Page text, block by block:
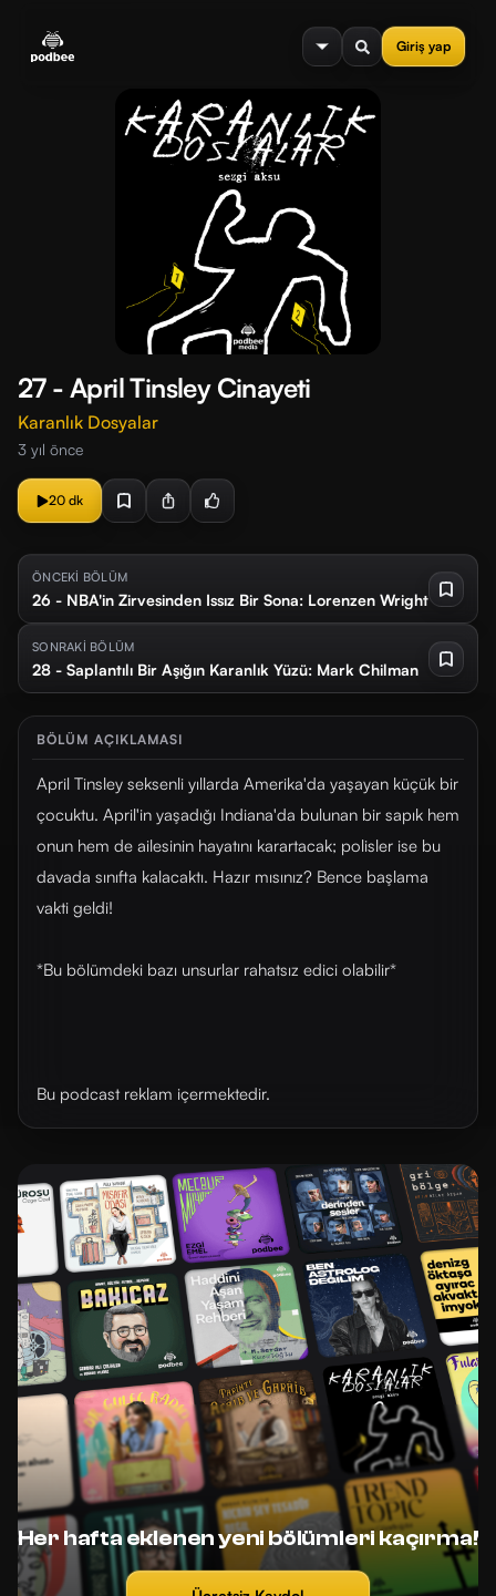
Giriş yap
menu
27 - April Tinsley Cinayeti
Karanlık Dosyalar
3 yıl önce
20 dk
ÖNCEKİ BÖLÜM
26 - NBA'in Zirvesinden Issız Bir Sona: Lorenzen Wright
SONRAKİ BÖLÜM
28 - Saplantılı Bir Aşığın Karanlık Yüzü: Mark Chilman
BÖLÜM AÇIKLAMASI
April Tinsley seksenli yıllarda Amerika'da yaşayan küçük bir
çocuktu. April'in yaşadığı Indiana'da bulunan bir sapık hem
onun hem de ailesinin hayatını karartacak; polisler ise bu
davada sınıfta kalacaktı. Hazır mısınız? Bence başlama
vakti geldi!
*Bu bölümdeki bazı unsurlar rahatsız edici olabilir*
Bu podcast reklam içermektedir.
Her hafta eklenen yeni bölümleri kaçırma!